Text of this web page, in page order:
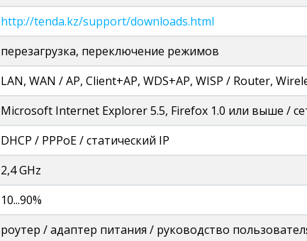
http://tenda.kz/support/downloads.html
перезагрузка, переключение режимов
LAN, WAN / AP, Client+AP, WDS+AP, WISP / Router,
Microsoft Internet Explorer 5.5, Firefox 1.0 или выше /
DHCP / PPPoE / статический IP
2,4 GHz
10...90%
роутер / адаптер питания / руководство